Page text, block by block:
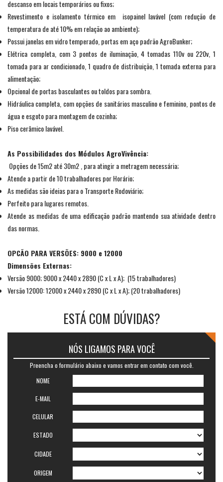
descanso em locais temporários ou fixos;
Revestimento e isolamento térmico em isopainel lavável (com redução de
temperatura de até 10% em relação ao ambiente);
Possui janelas em vidro temperado, portas em aço padrão AgroBunker;
Elétrica completa, com 3 pontos de iluminação, 4 tomadas 110v ou 220v, 1
tomada para ar condicionado, 1 quadro de distribuição, 1 tomada externa para
alimentação;
Opcional de portas basculantes ou toldos para sombra.
Hidráulica completa, com opções de sanitários masculino e feminino, pontos de
água e esgoto para montagem de cozinha;
Piso cerâmico lavável.
As Possibilidades dos Módulos AgroVivência:
Opções de 15m2 até 30m2 , para atingir a metragem necessária;
Atende a partir de 10 trabalhadores por Horário;
As medidas são ideias para o Transporte Rodoviário;
Perfeito para lugares remotos.
Atende as medidas de uma edificação padrão mantendo sua atividade dentro
das normas.
OPCÃO PARA VERSÕES: 9000 e 12000
Dimensões Externas:
Versão 9000; 9000 x 2440 x 2890 (C x L x A); (15 trabalhadores)
Versão 12000: 12000 x 2440 x 2890 (C x L x A); (20 trabalhadores)
ESTÁ COM DÚVIDAS?
NÓS LIGAMOS PARA VOCÊ
Preencha o formulário abaixo e vamos entrar em contato com você.
NOME
E-MAIL
CELULAR
ESTADO
CIDADE
ORIGEM